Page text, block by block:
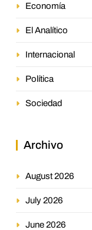
Economía
El Analítico
Internacional
Política
Sociedad
Archivo
August 2026
July 2026
June 2026